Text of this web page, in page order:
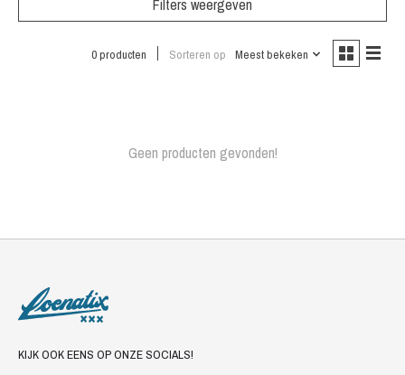
Filters weergeven
0 producten Sorteren op Meest bekeken
Geen producten gevonden!
KIJK OOK EENS OP ONZE SOCIALS!